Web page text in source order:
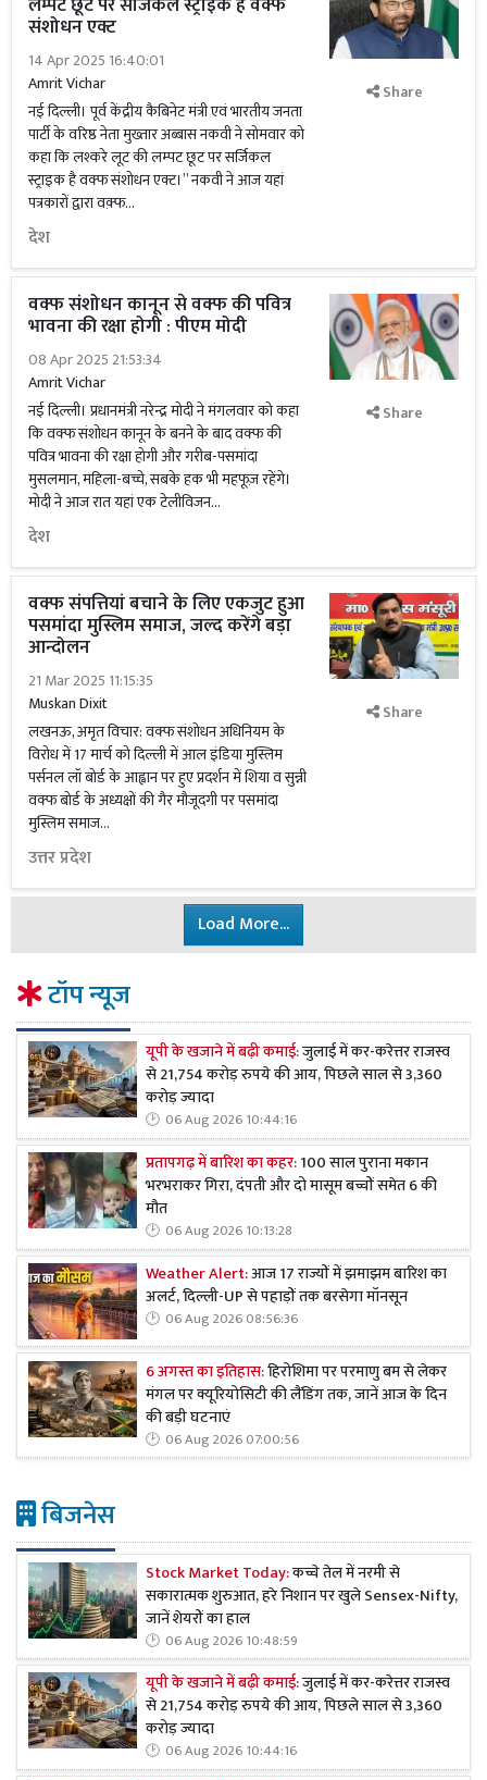
संशोधन एक्ट
14 Apr 2025 16:40:01
Amrit Vichar
नई दिल्ली। पूर्व केंद्रीय कैबिनेट मंत्री एवं भारतीय जनता
पार्टी के वरिष्ठ नेता मुख्तार अब्बास नकवी ने सोमवार को
कहा कि लश्करे लूट की लम्पट छूट पर सर्जिकल
स्ट्राइक है वक्फ संशोधन एक्ट।” नकवी ने आज यहां
पत्रकारों द्वारा वक़्फ...
देश
Share
वक्फ संशोधन कानून से वक्फ की पवित्र
भावना की रक्षा होगी : पीएम मोदी
08 Apr 2025 21:53:34
Amrit Vichar
नई दिल्ली। प्रधानमंत्री नरेन्द्र मोदी ने मंगलवार को कहा
कि वक्फ संशोधन कानून के बनने के बाद वक्फ की
पवित्र भावना की रक्षा होगी और गरीब-पसमांदा
मुसलमान, महिला-बच्चे, सबके हक भी महफूज़ रहेंगे।
मोदी ने आज रात यहां एक टेलीविजन...
देश
Share
वक्फ संपत्तियां बचाने के लिए एकजुट हुआ
पसमांदा मुस्लिम समाज, जल्द करेंगे बड़ा
आन्दोलन
21 Mar 2025 11:15:35
Muskan Dixit
लखनऊ, अमृत विचार: वक्फ संशोधन अधिनियम के
विरोध में 17 मार्च को दिल्ली में आल इंडिया मुस्लिम
पर्सनल लॉ बोर्ड के आह्वान पर हुए प्रदर्शन में शिया व सुन्नी
वक्फ बोर्ड के अध्यक्षों की गैर मौजूदगी पर पसमांदा
मुस्लिम समाज...
उत्तर प्रदेश
Share
Load More...
टॉप न्यूज
यूपी के खजाने में बढ़ी कमाई:जुलाई में कर-करेत्तर राजस्व
से 21,754 करोड़ रुपये की आय, पिछले साल से 3,360
करोड़ ज्यादा
06 Aug 2026 10:44:16
प्रतापगढ़ में बारिश का कहर:100 साल पुराना मकान
भरभराकर गिरा, दंपती और दो मासूम बच्चों समेत 6 की
मौत
06 Aug 2026 10:13:28
Weather Alert:आज 17 राज्यों में झमाझम बारिश का
अलर्ट, दिल्ली-UP से पहाड़ों तक बरसेगा मॉनसून
06 Aug 2026 08:56:36
6 अगस्त का इतिहास:हिरोशिमा पर परमाणु बम से लेकर
मंगल पर क्यूरियोसिटी की लैंडिंग तक, जानें आज के दिन
की बड़ी घटनाएं
06 Aug 2026 07:00:56
बिजनेस
Stock Market Today:कच्चे तेल में नरमी से
सकारात्मक शुरुआत, हरे निशान पर खुले Sensex-Nifty,
जानें शेयरों का हाल
06 Aug 2026 10:48:59
यूपी के खजाने में बढ़ी कमाई:जुलाई में कर-करेत्तर राजस्व
से 21,754 करोड़ रुपये की आय, पिछले साल से 3,360
करोड़ ज्यादा
06 Aug 2026 10:44:16